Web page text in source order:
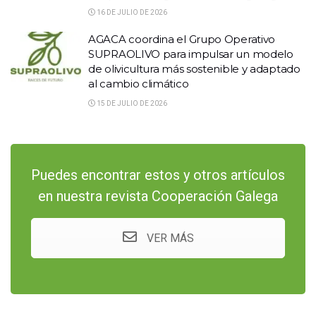
16 DE JULIO DE 2026
AGACA coordina el Grupo Operativo
SUPRAOLIVO para impulsar un modelo
de olivicultura más sostenible y adaptado
al cambio climático
15 DE JULIO DE 2026
Puedes encontrar estos y otros artículos
en nuestra revista Cooperación Galega
VER MÁS